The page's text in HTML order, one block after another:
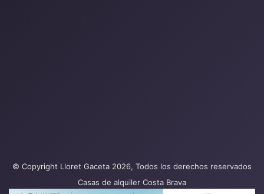
© Copyright Lloret Gaceta 2026, Todos los derechos reservados
Casas de alquiler Costa Brava